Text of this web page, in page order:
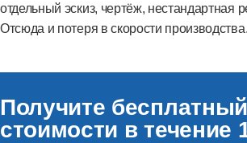
отдельный эскиз, чертёж, нестандартная
Отсюда и потеря в скорости производства.
Получите
стоимости в течение